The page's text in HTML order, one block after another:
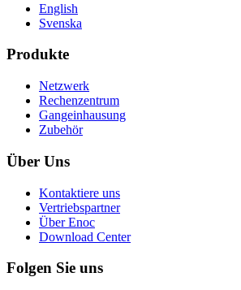
English
Svenska
Produkte
Netzwerk
Rechenzentrum
Gangeinhausung
Zubehör
Über Uns
Kontaktiere uns
Vertriebspartner
Über Enoc
Download Center
Folgen Sie uns